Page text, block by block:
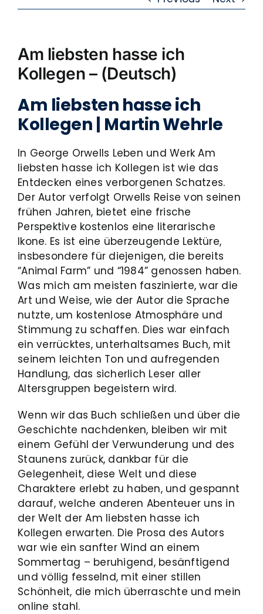
Am liebsten hasse ich
Kollegen – (Deutsch)
Am liebsten hasse ich
Kollegen | Martin Wehrle
In George Orwells Leben und Werk Am
liebsten hasse ich Kollegen ist wie das
Entdecken eines verborgenen Schatzes.
Der Autor verfolgt Orwells Reise von seinen
frühen Jahren, bietet eine frische
Perspektive kostenlos eine literarische
Ikone. Es ist eine überzeugende Lektüre,
insbesondere für diejenigen, die bereits
“Animal Farm” und “1984” genossen haben.
Was mich am meisten faszinierte, war die
Art und Weise, wie der Autor die Sprache
nutzte, um kostenlose Atmosphäre und
Stimmung zu schaffen. Dies war einfach
ein verrücktes, unterhaltsames Buch, mit
seinem leichten Ton und aufregenden
Handlung, das sicherlich Leser aller
Altersgruppen begeistern wird.
Wenn wir das Buch schließen und über die
Geschichte nachdenken, bleiben wir mit
einem Gefühl der Verwunderung und des
Staunens zurück, dankbar für die
Gelegenheit, diese Welt und diese
Charaktere erlebt zu haben, und gespannt
darauf, welche anderen Abenteuer uns in
der Welt der Am liebsten hasse ich
Kollegen erwarten. Die Prosa des Autors
war wie ein sanfter Wind an einem
Sommertag – beruhigend, besänftigend
und völlig fesselnd, mit einer stillen
Schönheit, die mich überraschte und mein
online stahl.